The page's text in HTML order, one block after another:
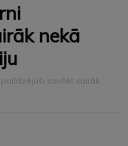
nekā
savākt vairāk